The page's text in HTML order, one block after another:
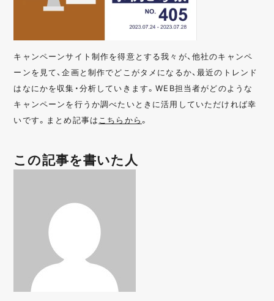
キャンペーンサイト制作を得意とする我々が、他社のキャンペ
ーンを見て、企画と制作でどこがタメになるか、最近のトレンド
はなにかを収集・分析していきます。WEB担当者がどのような
キャンペーンを行うか調べたいときに活用していただければ幸
いです。まとめ記事はこちらから。
この記事を書いた人